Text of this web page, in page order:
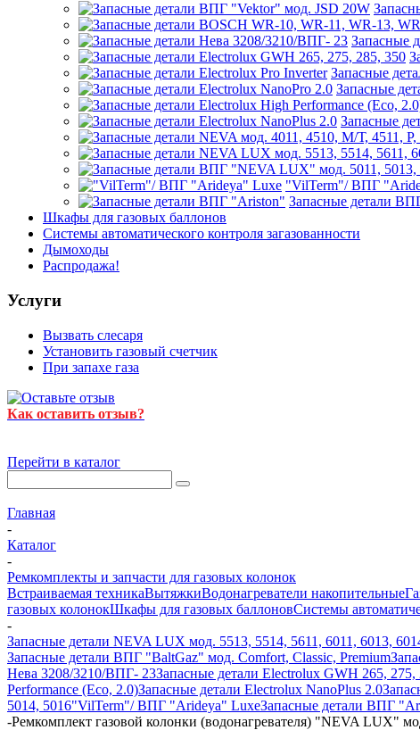
Запасные
Запасные
Запасные
Запасные
"VilTerm"/ ВПГ
Запасные детали
Шкафы для газовых баллонов
Системы автоматического контроля загазованности
Дымоходы
Распродажа!
Услуги
Вызвать слесаря
Установить газовый счетчик
При запахе газа
Как оставить отзыв?
Перейти в каталог
Главная
-
Каталог
-
Ремкомплекты и запчасти для газовых колонок
Встраиваемая техникаВытяжкиВодонагреватели накопительные
газовых колонокШкафы для газовых баллоновСистемы
-
Запасные детали NEVA LUX мод. 5513, 5514, 5611, 6011, 6013,
Запасные детали ВПГ "BaltGaz" мод. Comfort, Classic, Premium
Нева 3208/3210/ВПГ- 23Запасные детали Electrolux GWH 265, 275,
Performance (Eco, 2.0)Запасные детали Electrolux NanoPlus 2.0
5014, 5016"VilTerm"/ ВПГ "Arideya" LuxeЗапасные детали ВПГ
-Ремкомплект газовой колонки (водонагревателя) "NEVA LUX"